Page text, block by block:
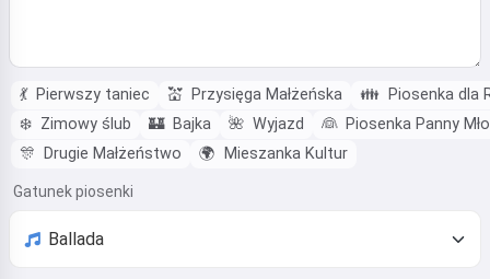
💃 Pierwszy taniec 💒 Przysięga Małżeńska 👪 Piosenka dla
❄️ Zimowy ślub 🏰 Bajka 🌺 Wyjazd 👰 Piosenka Panny
🎊
Drugie Małżeństwo 🌍 Mieszanka Kultur
Gatunek piosenki